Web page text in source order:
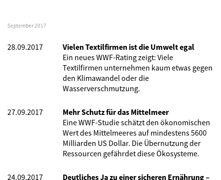
September 2017
28.09.2017
Vielen Textilfirmen ist die Umwelt egal
Ein neues WWF-Rating zeigt: Viele
Textilfirmen unternehmen kaum etwas gegen
den Klimawandel oder die
Wasserverschmutzung.
27.09.2017
Mehr Schutz für das Mittelmeer
Eine WWF-Studie schätzt den ökonomischen
Wert des Mittelmeeres auf mindestens 5600
Milliarden US Dollar. Die Übernutzung der
Ressourcen gefährdet diese Ökosysteme.
24.09.2017
Deutliches Ja zu einer sicheren Ernährung –